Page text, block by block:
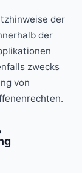
der
der
zwecks
von